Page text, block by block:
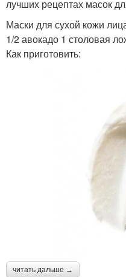
лучших рецептах масок
Маски для сухой кожи
1/2 авокадо 1 столовая
Как приготовить:
читать дальше →